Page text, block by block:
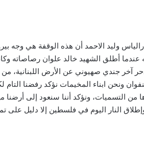
وليد الاحمد أن هذه الوقفة هي وجه
أطلق الشهيد خالد علوان رصاصاته
آخر جندي صهيوني عن الأرض اللبنانية، من
ونحن ابناء المخيمات نؤكد رفضنا التام
التسميات، ونؤكد أننا سنعود إلى أرضنا
النار اليوم في فلسطين إلا دليل على